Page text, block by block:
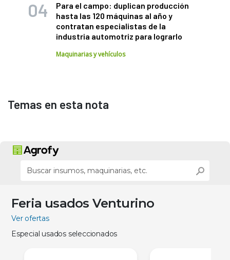
Para el campo: duplican producción
hasta las 120 máquinas al año y
contratan especialistas de la
industria automotriz para lograrlo
Maquinarias y vehículos
Temas en esta nota
Feria usados Venturino
Ver ofertas
Especial usados seleccionados